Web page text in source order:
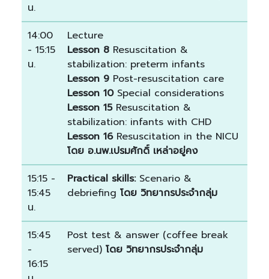
น.
14:00
- 15:15
น.
Lecture
Lesson 8 Resuscitation &
stabilization: preterm infants
Lesson 9 Post-resuscitation care
Lesson 10Special considerations
Lesson 15Resuscitation &
stabilization: infants with CHD
Lesson 16Resuscitation in the NICU
โดย อ.นพ.เปรมศักดิ์ เหล่าอยู่คง
15:15 -
15:45
น.
Practical skills:Scenario &
debriefing โดย วิทยากรประจำกลุ่ม
15:45
-
16:15
Post test & answer (coffee break
served) โดย วิทยากรประจำกลุ่ม